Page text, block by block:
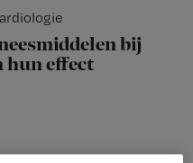
bij
hun effect